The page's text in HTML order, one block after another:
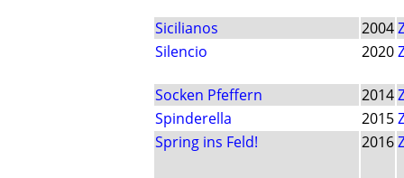
Sicilianos 2004
Silencio
2020
Socken Pfeffern 2014
Spinderella
2015
Spring ins Feld!
2016